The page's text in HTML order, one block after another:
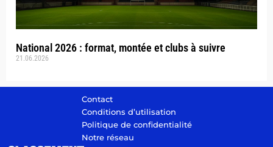
National 2026 : format, montée et clubs à suivre
21.06.2026
Contact
Conditions d’utilisation
Politique de confidentialité
Notre réseau